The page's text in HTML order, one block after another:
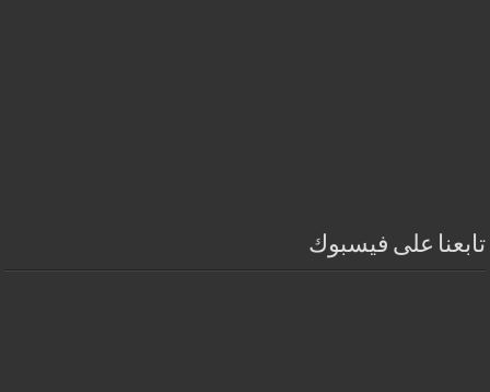
تابعنا على فيسبوك